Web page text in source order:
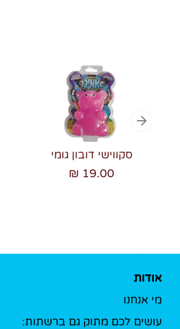
סקווישי דובון גומי
19.00 ₪
אודות
מי אנחנו
עושים לכם מתוק גם ברשתות: